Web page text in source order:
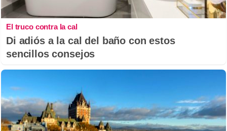
El truco contra la cal
Di adiós a la cal del baño con estos
sencillos consejos